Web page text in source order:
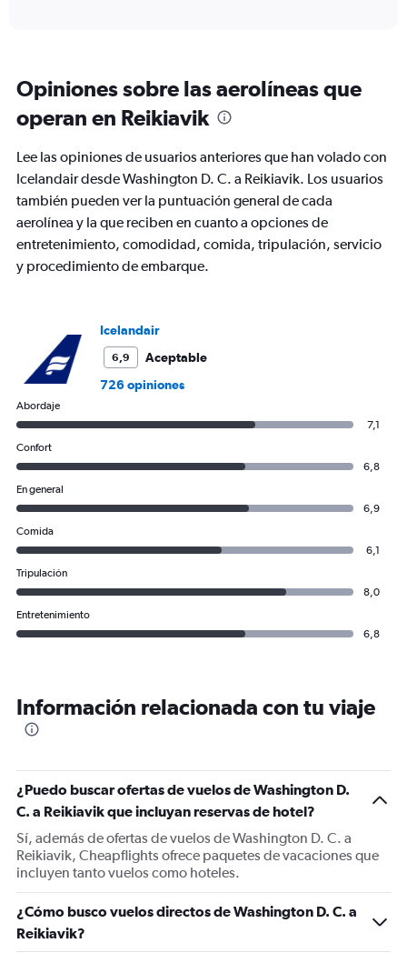
categories.
chart
1
Y
axis
displaying
Number
of
flights.
Opiniones sobre las aerolíneas que
operan en Reikiavik
Lee las opiniones de usuarios anteriores que han volado con
Icelandair desde Washington D. C. a Reikiavik. Los usuarios
también pueden ver la puntuación general de cada
aerolínea y la que reciben en cuanto a opciones de
entretenimiento, comodidad, comida, tripulación, servicio
y procedimiento de embarque.
Icelandair
6,9
Aceptable
726 opiniones
Abordaje
7,1
Confort
6,8
En general
6,9
Comida
6,1
Tripulación
8,0
Entretenimiento
6,8
Información relacionada con tu viaje
¿Puedo buscar ofertas de vuelos de Washington D.
C. a Reikiavik que incluyan reservas de hotel?
Sí, además de ofertas de vuelos de Washington D. C. a
Reikiavik, Cheapflights ofrece paquetes de vacaciones que
incluyen tanto vuelos como hoteles.
¿Cómo busco vuelos directos de Washington D. C. a
Reikiavik?